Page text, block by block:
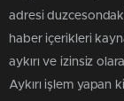
adresi
haber içerikleri
aykırı ve izinsiz
Aykırı işlem yapan